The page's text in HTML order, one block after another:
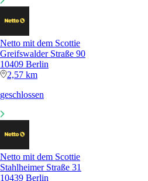
Netto mit dem Scottie
Greifswalder Straße 90
10409 Berlin
2,57 km
geschlossen
Netto mit dem Scottie
Stahlheimer Straße 31
10439 Berlin